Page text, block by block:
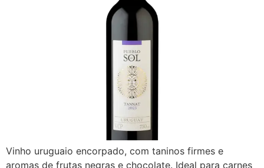
Vinho uruguaio encorpado, com taninos firmes e
aromas de frutas negras e chocolate. Ideal para carnes